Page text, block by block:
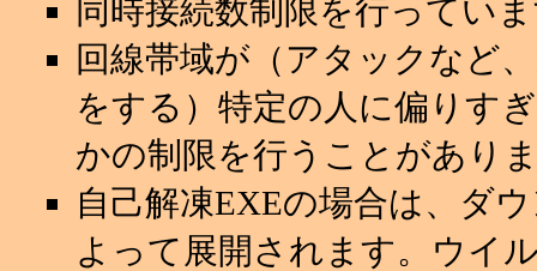
同時接続数制限を行ってい
回線帯域が（アタックなど
をする）特定の人に偏りす
かの制限を行うことがあり
自己解凍EXEの場合は、ダ
よって展開されます。ウイ